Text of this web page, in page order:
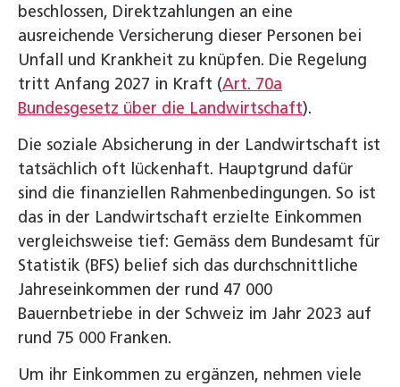
beschlossen, Direktzahlungen an eine
ausreichende Versicherung dieser Personen bei
Unfall und Krankheit zu knüpfen. Die Regelung
tritt Anfang 2027 in Kraft (Art. 70a
Bundesgesetz über die Landwirtschaft).
Die soziale Absicherung in der Landwirtschaft ist
tatsächlich oft lückenhaft. Hauptgrund dafür
sind die finanziellen Rahmenbedingungen. So ist
das in der Landwirtschaft erzielte Einkommen
vergleichsweise tief: Gemäss dem Bundesamt für
Statistik (BFS) belief sich das durchschnittliche
Jahreseinkommen der rund 47 000
Bauernbetriebe in der Schweiz im Jahr 2023 auf
rund 75 000 Franken.
Um ihr Einkommen zu ergänzen, nehmen viele